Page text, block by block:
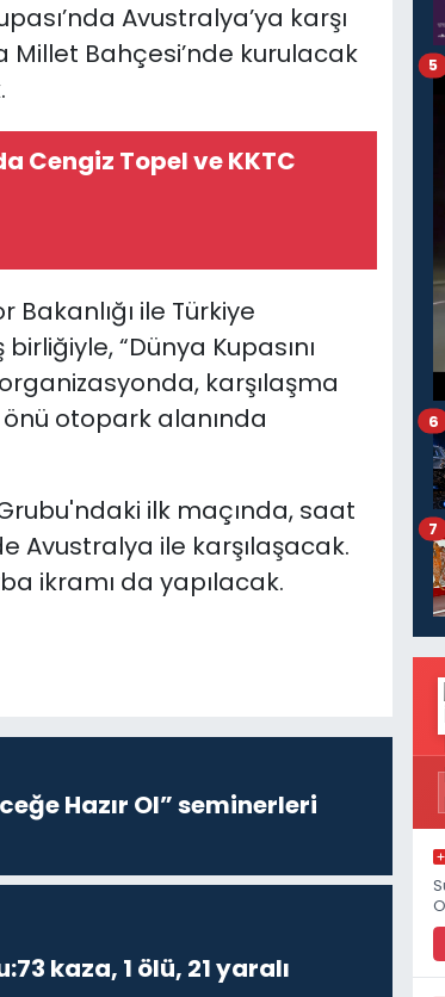
Avustralya’ya karşı
Bahçesi’nde kurulacak
Cengiz Topel ve KKTC
ile Türkiye
“Dünya Kupasını
karşılaşma
otopark alanında
Grubu'ndaki ilk maçında, saat
Avustralya ile karşılaşacak.
ikramı da yapılacak.
Hazır Ol” seminerleri
kaza, 1 ölü, 21 yaralı
5
6
7